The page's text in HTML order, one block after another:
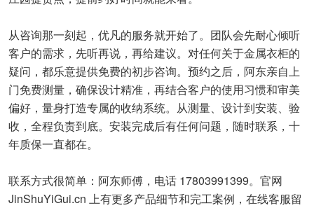
从咨询那一刻起，优凡的服务就开始了。团队会先耐心倾听
客户的需求，先听再说，再给建议。对任何关于金属衣柜的
疑问，都乐意提供免费的初步咨询。预约之后，阿东亲自上
门免费测量，确保设计精准，再结合客户的使用习惯和审美
偏好，量身打造专属的收纳系统。从测量、设计到安装、验
收，全程负责到底。安装完成后有任何问题，随时联系，十
年质保一直都在。
联系方式很简单：阿东师傅，电话 17803991399。官网
JinShuYiGui.cn 上有更多产品细节和完工案例，在线客服留